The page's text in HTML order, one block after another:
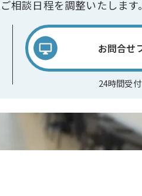
ご相談日程を調整いたします
お問合せ
24時間受